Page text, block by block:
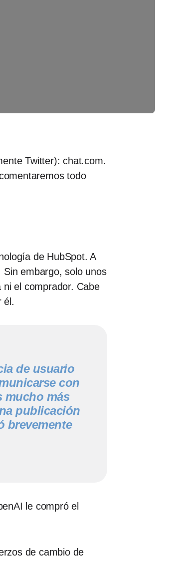
Twitter): chat.com.
todo
de HubSpot. A
embargo, solo unos
el comprador. Cabe
él.
de usuario
con
mucho más
publicación
brevemente
le compró el
de cambio de